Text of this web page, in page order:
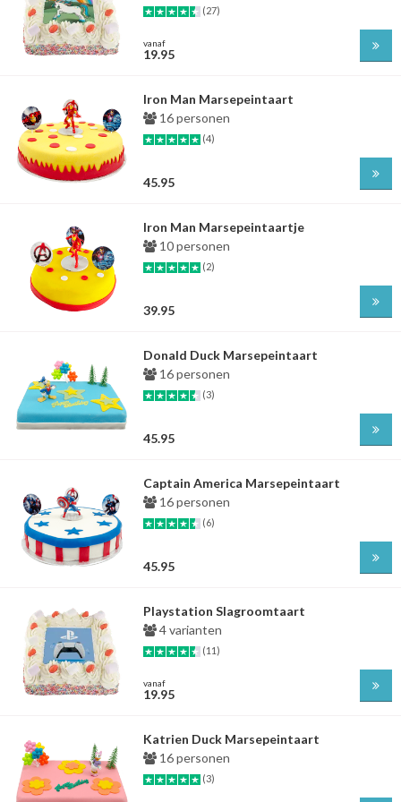
(27)
vanaf
19.95
Iron Man Marsepeintaart
16 personen
(4)
45.95
Iron Man Marsepeintaartje
10 personen
(2)
39.95
Donald Duck Marsepeintaart
16 personen
(3)
45.95
Captain America Marsepeintaart
16 personen
(6)
45.95
Playstation Slagroomtaart
4 varianten
(11)
vanaf
19.95
Katrien Duck Marsepeintaart
16 personen
(3)